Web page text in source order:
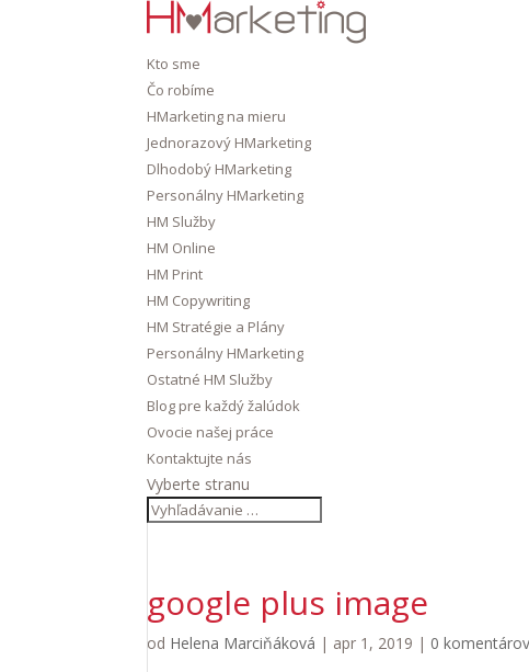
Kto sme
Čo robíme
HMarketing na mieru
Jednorazový HMarketing
Dlhodobý HMarketing
Personálny HMarketing
HM Služby
HM Online
HM Print
HM Copywriting
HM Stratégie a Plány
Personálny HMarketing
Ostatné HM Služby
Blog pre každý žalúdok
Ovocie našej práce
Kontaktujte nás
Vyberte stranu
google plus image
od Helena Marciňáková | apr 1, 2019 | 0 komentárov